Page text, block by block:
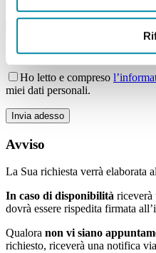
Giorno della settimana
Campi con * sono obbligatori
Ho letto e compreso
miei dati personali.
Avviso
La Sua richiesta verrà elaborata
In caso di disponibilità riceverà
dovrà essere rispedita firmata
Qualora non vi siano
richiesto, riceverà una notifica